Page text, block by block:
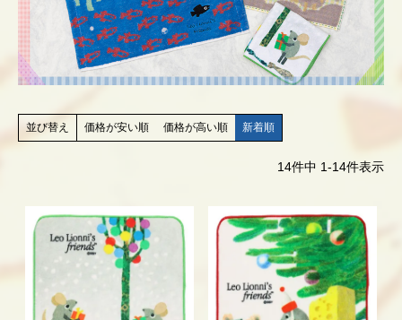
並び替え 価格が安い順 価格が高い順 新着順
14件中 1-14件表示